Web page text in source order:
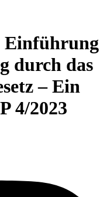
Einführung
durch das
– Ein
4/2023